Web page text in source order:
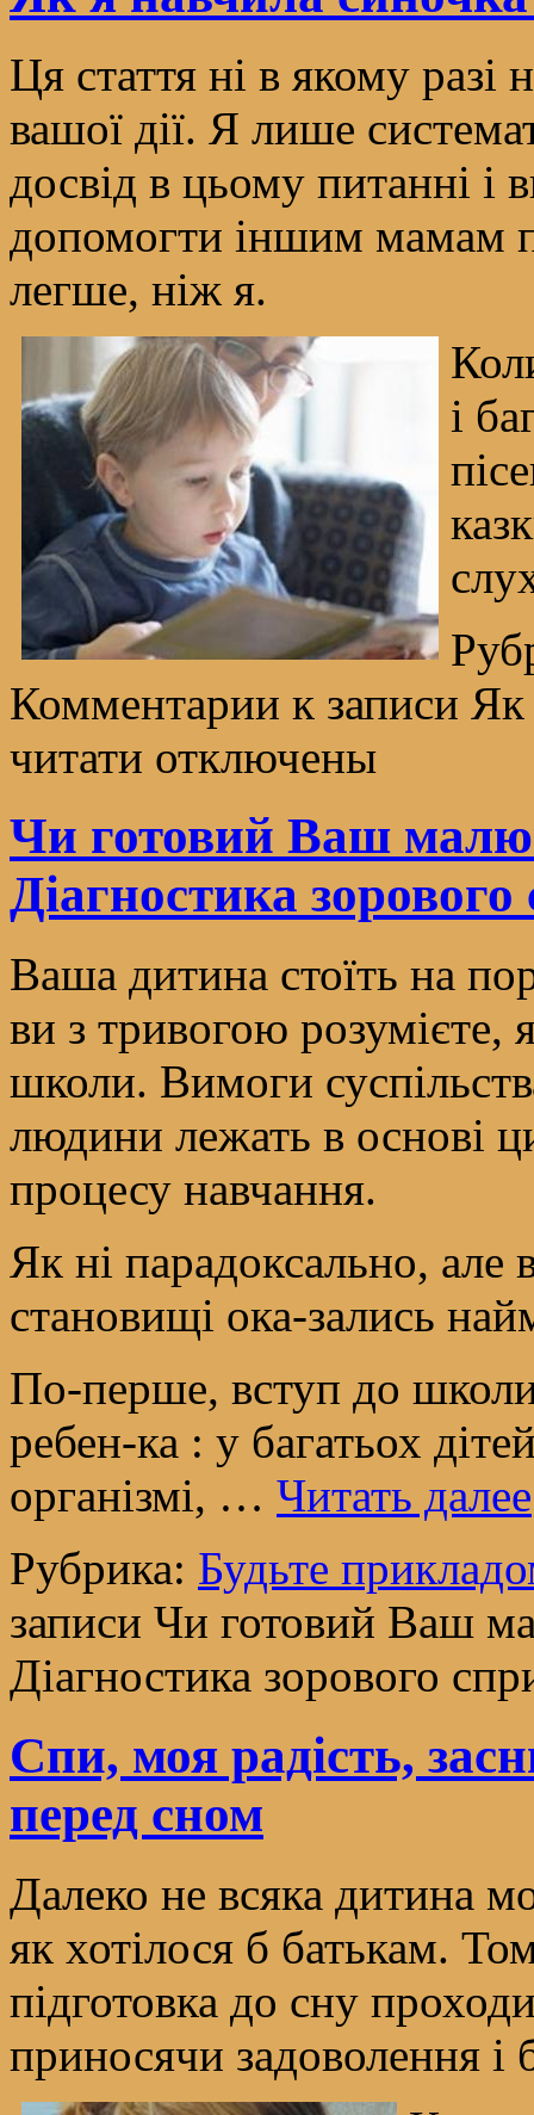
Ця стаття ні в якому
вашої дії. Я лише
досвід в цьому питанні і
допомогти іншим мамам
легше, ніж я.
і
Комментарии к записи Як
читати отключены
Чи готовий Ваш
Діагностика
Ваша дитина стоїть на
ви з тривогою розумієте,
школи. Вимоги
людини лежать в основі
процесу навчання.
Як ні парадоксально, але
становищі ока-зались
По-перше, вступ до
ребен-ка : у багатьох
організмі, … Читать далее
Рубрика: Будьте
записи Чи готовий Ваш
Діагностика зорового
Спи, моя радість,
перед сном
Далеко не всяка дитина
як хотілося б батькам.
підготовка до сну
приносячи задоволення і